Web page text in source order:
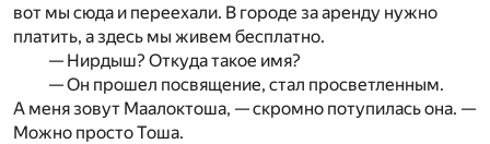
вот мы сюда и переехали. В городе за аренду нужно
платить, а здесь мы живем бесплатно.
— Нирдыш? Откуда такое имя?
— Он прошел посвящение, стал просветленным.
А меня зовут Маалоктоша, — скромно потупилась она. —
Можно просто Тоша.